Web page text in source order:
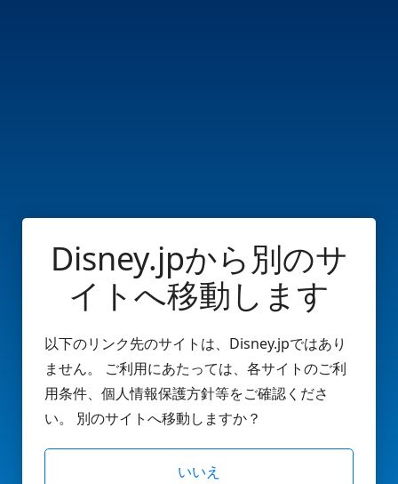
Disney.jpから別のサ
イトへ移動します
以下のリンク先のサイトは、Disney.jpではあり
ません。 ご利用にあたっては、各サイトのご利
用条件、個人情報保護方針等をご確認くださ
い。 別のサイトへ移動しますか？
いいえ